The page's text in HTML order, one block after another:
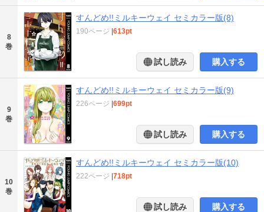
8
巻
すんどめ!!ミルキーウェイ セミカラー版(8)
190ページ |613pt
試し読み 購入する
9
巻
すんどめ!!ミルキーウェイ セミカラー版(9)
226ページ |699pt
試し読み 購入する
10
巻
すんどめ!!ミルキーウェイ セミカラー版(10)
222ページ |718pt
試し読み 購入する